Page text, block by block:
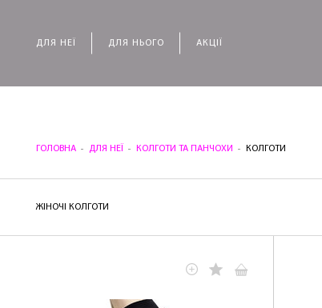
ДЛЯ НЕЇ ДЛЯ НЬОГО АКЦІЇ
ГОЛОВНА ДЛЯ НЕЇ КОЛГОТИ ТА ПАНЧОХИ КОЛГОТИ
ЖІНОЧІ КОЛГОТИ